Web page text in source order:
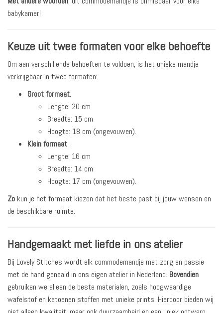
babykamer!
Keuze uit twee formaten voor elke behoefte
Om aan verschillende behoeften te voldoen, is het unieke mandje
verkrijgbaar in twee formaten:
Groot formaat:
Lengte: 20 cm
Breedte: 15 cm
Hoogte: 18 cm (ongevouwen).
Klein formaat:
Lengte: 16 cm
Breedte: 14 cm
Hoogte: 17 cm (ongevouwen).
Zo kun je het formaat kiezen dat het beste past bij jouw wensen en
de beschikbare ruimte.
Handgemaakt met liefde in ons atelier
Bij Lovely Stitches wordt elk commodemandje met zorg en passie
met de hand genaaid in ons eigen atelier in Nederland. Bovendien
gebruiken we alleen de beste materialen, zoals hoogwaardige
wafelstof en katoenen stoffen met unieke prints. Hierdoor bieden wij